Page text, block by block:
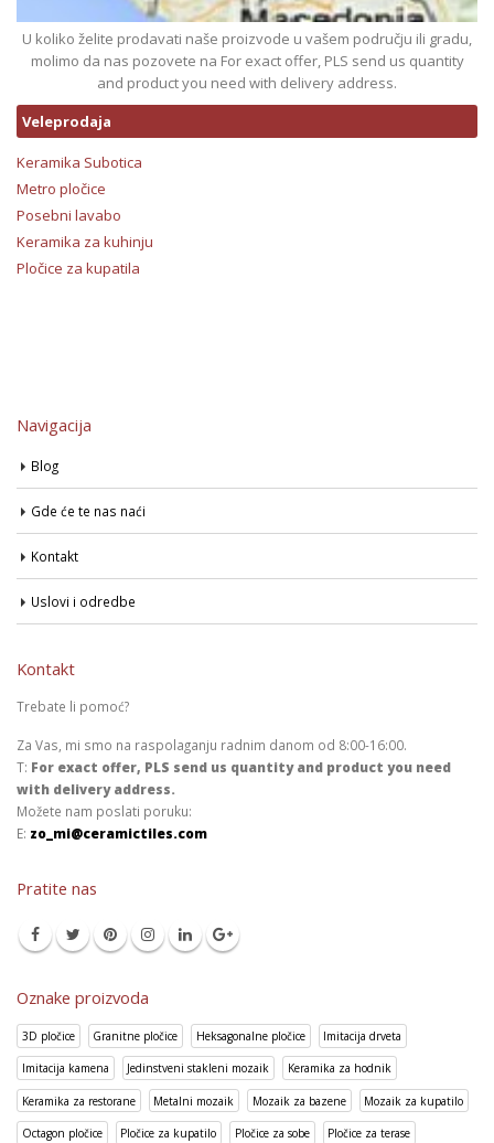
U koliko želite prodavati naše proizvode u vašem području ili gradu,
molimo da nas pozovete na For exact offer, PLS send us quantity
and product you need with delivery address.
Veleprodaja
Keramika Subotica
Metro pločice
Posebni lavabo
Keramika za kuhinju
Pločice za kupatila
Navigacija
Blog
Gde će te nas naći
Kontakt
Uslovi i odredbe
Kontakt
Trebate li pomoć?
Za Vas, mi smo na raspolaganju radnim danom od 8:00-16:00.
T: For exact offer, PLS send us quantity and product you need
with delivery address.
Možete nam poslati poruku:
E: zo_mi@ceramictiles.com
Pratite nas
Oznake proizvoda
3D pločice Granitne pločice Heksagonalne pločice Imitacija drveta
Imitacija kamena Jedinstveni stakleni mozaik Keramika za hodnik
Keramika za restorane Metalni mozaik Mozaik za bazene Mozaik za kupatilo
Octagon pločice Pločice za kupatilo Pločice za sobe Pločice za terase